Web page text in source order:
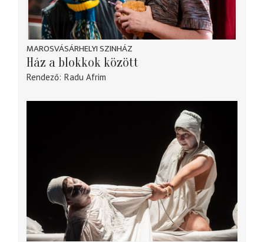
MAROSVÁSÁRHELYI SZINHÁZ
Ház a blokkok között
Rendező Radu Afrim